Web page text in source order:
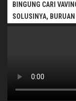
BINGUNG CARI
SOLUSINYA,